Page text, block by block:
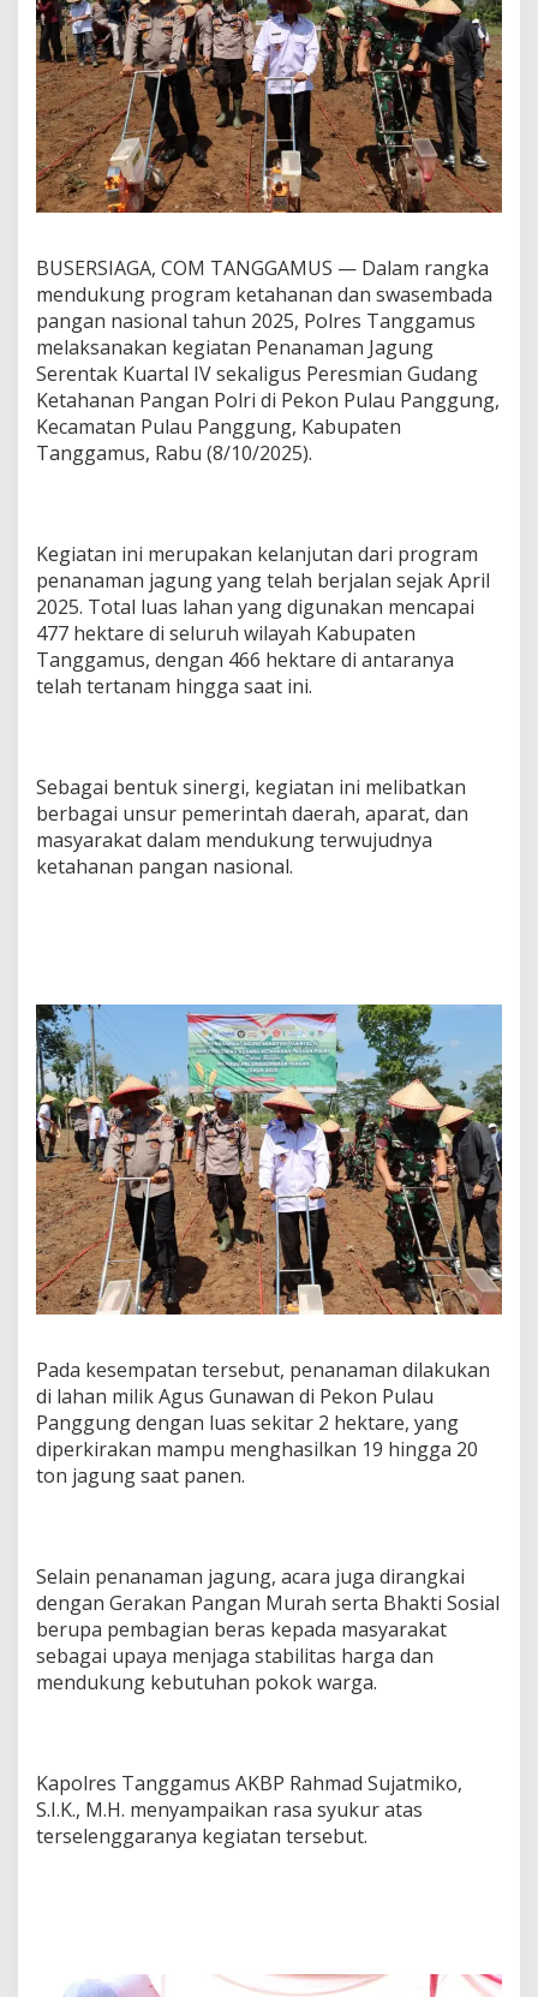
a
m
J
a
g
u
n
g
S
e
n
t
a
k
K
u
a
r
a
,
D
u
k
u
n
g
e
m
b
a
d
a
0
2
5
BUSERSIAGA, COM TANGGAMUS — Dalam rangka
mendukung program ketahanan dan swasembada
pangan nasional tahun 2025, Polres Tanggamus
melaksanakan kegiatan Penanaman Jagung
Serentak Kuartal IV sekaligus Peresmian Gudang
Ketahanan Pangan Polri di Pekon Pulau Panggung,
Kecamatan Pulau Panggung, Kabupaten
Tanggamus, Rabu (8/10/2025).
Kegiatan ini merupakan kelanjutan dari program
penanaman jagung yang telah berjalan sejak April
2025. Total luas lahan yang digunakan mencapai
477 hektare di seluruh wilayah Kabupaten
Tanggamus, dengan 466 hektare di antaranya
telah tertanam hingga saat ini.
Sebagai bentuk sinergi, kegiatan ini melibatkan
berbagai unsur pemerintah daerah, aparat, dan
masyarakat dalam mendukung terwujudnya
ketahanan pangan nasional.
Pada kesempatan tersebut, penanaman dilakukan
di lahan milik Agus Gunawan di Pekon Pulau
Panggung dengan luas sekitar 2 hektare, yang
diperkirakan mampu menghasilkan 19 hingga 20
ton jagung saat panen.
Selain penanaman jagung, acara juga dirangkai
dengan Gerakan Pangan Murah serta Bhakti Sosial
berupa pembagian beras kepada masyarakat
sebagai upaya menjaga stabilitas harga dan
mendukung kebutuhan pokok warga.
Kapolres Tanggamus AKBP Rahmad Sujatmiko,
S.I.K., M.H. menyampaikan rasa syukur atas
terselenggaranya kegiatan tersebut.